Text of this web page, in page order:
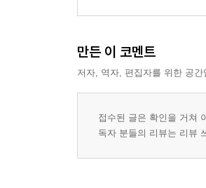
왜 진보정권 때 부동산 가
전략적 사고 없이 무턱대고
재능과 노력보다 줄서기가
지금 우리 안에서 벌어지는
만든 이 코멘트
저자, 역자, 편집자를 위한 공
접수된 글은 확인을 거쳐
독자 분들의 리뷰는 리뷰